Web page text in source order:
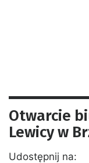
Otwarcie
Lewicy w
Udostępnij na: